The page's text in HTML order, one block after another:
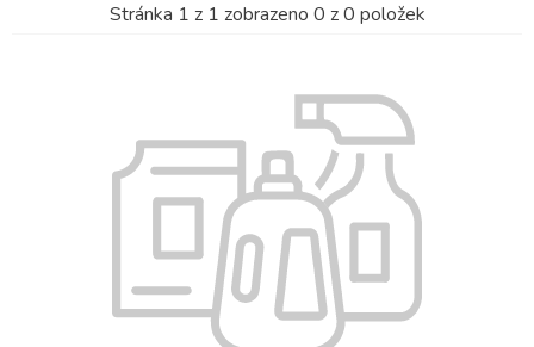
Stránka 1 z 1 zobrazeno 0 z0 položek